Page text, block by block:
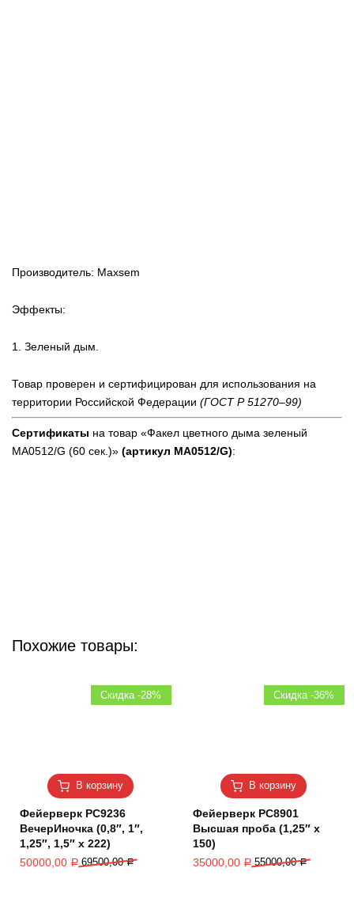
Производитель: Maxsem
Эффекты:
1. Зеленый дым.
Товар проверен и сертифицирован для использования на
территории Российской Федерации (ГОСТ Р 51270–99)
Сертификаты на товар «Факел цветного дыма зеленый
MA0512/G (60 сек.)» (артикул MA0512/G):
Похожие товары:
В корзину
Скидка -28%
Фейерверк РС9236
ВечерИночка (0,8″, 1″,
1,25″, 1,5″ х 222)
69500,00Р
50000,00 Р
В корзину
Скидка -36%
Фейерверк РС8901
Высшая проба (1,25″ х
150)
55000,00Р
35000,00 Р